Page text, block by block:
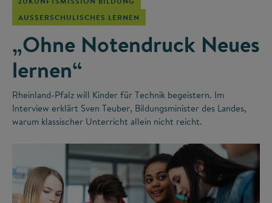
AUSSERSCHULISCHES LERNEN
„Ohne Notendruck Neues
lernen“
Rheinland-Pfalz will Kinder für Technik begeistern. Im
Interview erklärt Sven Teuber, Bildungsminister des Landes,
warum klassischer Unterricht allein nicht reicht.